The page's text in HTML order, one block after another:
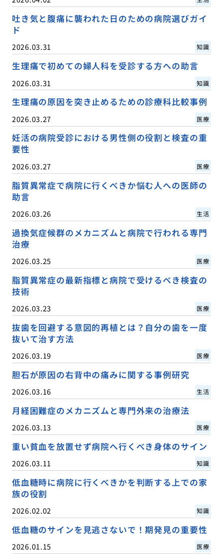
吐き気と腹痛に襲われた日のための病院選びガイ
ド
2026.03.31 知識
生理痛で初めての婦人科を受診する方への助言
2026.03.31 知識
生理痛の原因を突き止めるための診療科比較事例
2026.03.27 医療
妊活の病院受診における男性側の役割と検査の重
要性
2026.03.27 医療
脂質異常症で病院に行くべきか悩む人への医師の
助言
2026.03.26 生活
過換気症候群のメカニズムと病院で行われる専門
治療
2026.03.25 医療
脂質異常症の最新指標と病院で受けるべき検査の
技術
2026.03.23 医療
抜歯を回避する意図的再植とは？自分の歯を一度
抜いて治す方法
2026.03.19 医療
胆石が原因の右背中の痛みに関する事例研究
2026.03.16 生活
月経困難症のメカニズムと専門外来の治療法
2026.03.13 医療
重い貧血を放置せず病院へ行くべき身体のサイン
2026.03.11 知識
低血糖時に病院に行くべきかを判断する上での家
族の役割
2026.02.02 知識
低血糖のサインを見逃さないで！期発見の重要性
2026.01.15 医療